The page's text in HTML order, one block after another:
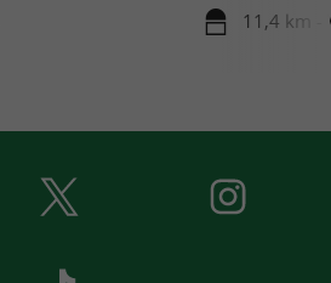
11,4 km -